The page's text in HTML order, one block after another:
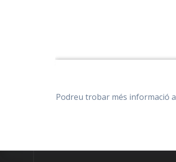
Podreu trobar més informació a